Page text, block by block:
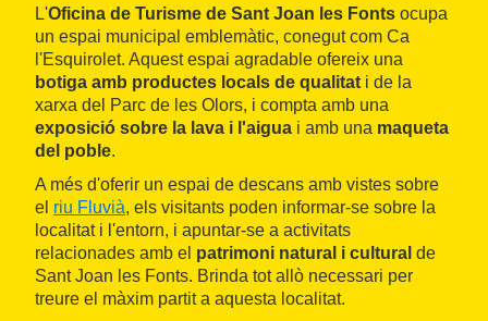
L'Oficina de Turisme de Sant Joan les Fonts ocupa
un espai municipal emblemàtic, conegut com Ca
l'Esquirolet. Aquest espai agradable ofereix una
botiga amb productes locals de qualitat i de la
xarxa del Parc de les Olors, i compta amb una
exposició sobre la lava i l'aigua i amb una maqueta
del poble.
A més d'oferir un espai de descans amb vistes sobre
el riu Fluvià, els visitants poden informar-se sobre la
localitat i l'entorn, i apuntar-se a activitats
relacionades amb el patrimoni natural i cultural de
Sant Joan les Fonts. Brinda tot allò necessari per
treure el màxim partit a aquesta localitat.